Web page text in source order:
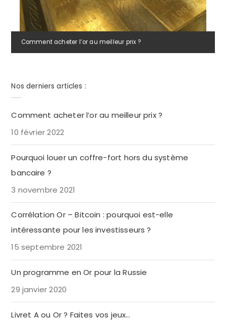
Comment acheter l’or au meilleur prix ?
Nos derniers articles :
Comment acheter l’or au meilleur prix ?
10 février 2022
Pourquoi louer un coffre-fort hors du système
bancaire ?
3 novembre 2021
Corrélation Or – Bitcoin : pourquoi est-elle
intéressante pour les investisseurs ?
15 septembre 2021
Un programme en Or pour la Russie
29 janvier 2020
Livret A ou Or ? Faites vos jeux…